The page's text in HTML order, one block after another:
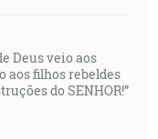
Deus veio aos
aos filhos rebeldes
do SENHOR!”